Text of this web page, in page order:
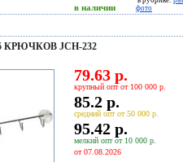
в наличии
фото
JCH-232
79.63 р.
крупный опт от 100 000 р.
85.2 р.
средний опт от 50 000 р.
95.42 р.
мелкий опт от 10 000 р.
от 07.08.2026